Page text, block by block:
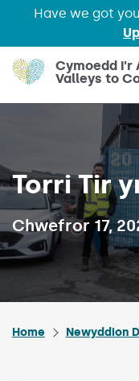
Have we got
Skip to main content
Cymoedd i'r
Valleys to
Torri Tir
Published on:
Chwefror 17,
Home Newyddion